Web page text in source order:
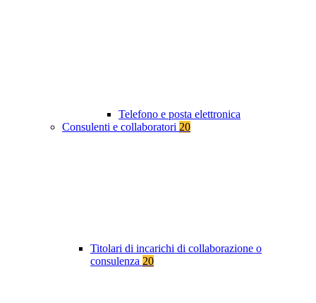
Telefono e posta elettronica
Consulenti e collaboratori 20
Titolari di incarichi di collaborazione o
consulenza 20